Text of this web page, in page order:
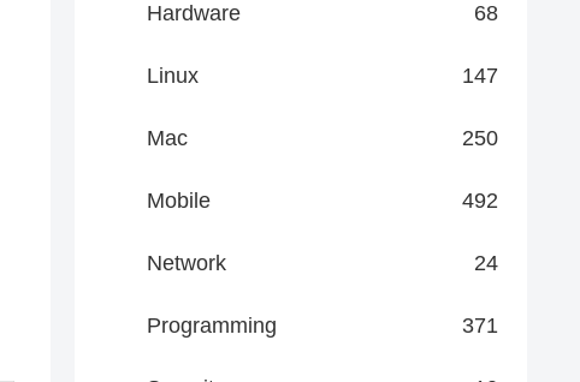
Hardware 68
Linux 147
Mac 250
Mobile 492
Network 24
Programming 371